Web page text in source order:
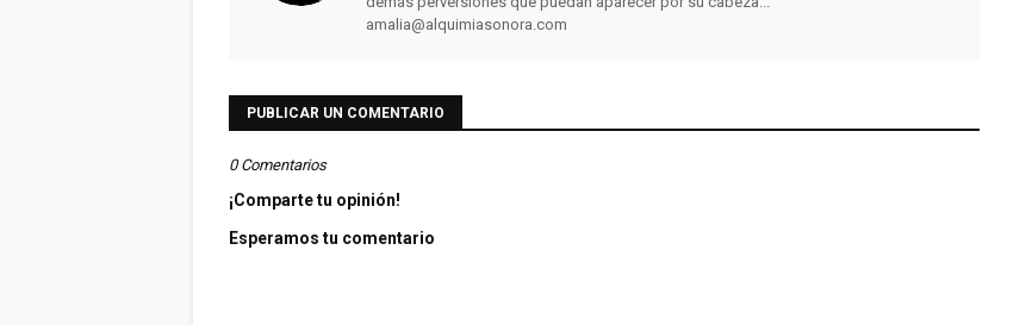
amalia@alquimiasonora.com
PUBLICAR UN COMENTARIO
0 Comentarios
¡Comparte tu opinión!
Esperamos tu comentario